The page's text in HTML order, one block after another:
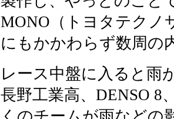
MONO（トヨタテクノ
にもかかわらず数周の
レース中盤に入ると雨
長野工業高、DENSO 8